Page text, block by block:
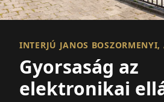
INTERJÚ JANOS
Gyorsaság az
elektronikai